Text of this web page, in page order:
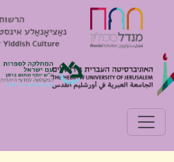
Toggle navigation